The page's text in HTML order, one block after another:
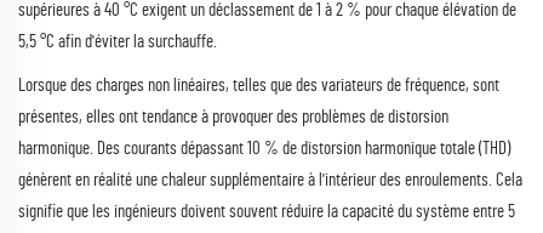
supérieures à 40 °C exigent un déclassement de 1 à 2 % pour chaque élévation de
5,5 °C afin d'éviter la surchauffe.
Lorsque des charges non linéaires, telles que des variateurs de fréquence, sont
présentes, elles ont tendance à provoquer des problèmes de distorsion
harmonique. Des courants dépassant 10 % de distorsion harmonique totale (THD)
génèrent en réalité une chaleur supplémentaire à l'intérieur des enroulements. Cela
signifie que les ingénieurs doivent souvent réduire la capacité du système entre 5